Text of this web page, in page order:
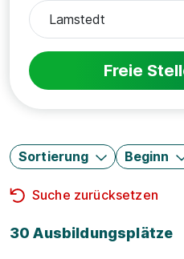
Freie
Sortierung Beginn
Suche zurücksetzen
30 Ausbildungsplätze